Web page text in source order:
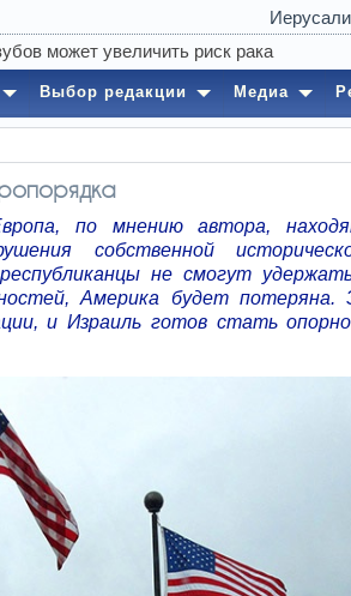
Выбор редакции Медиа
по мнению автора,
собственной
не смогут
Америка будет
и Израиль готов стать